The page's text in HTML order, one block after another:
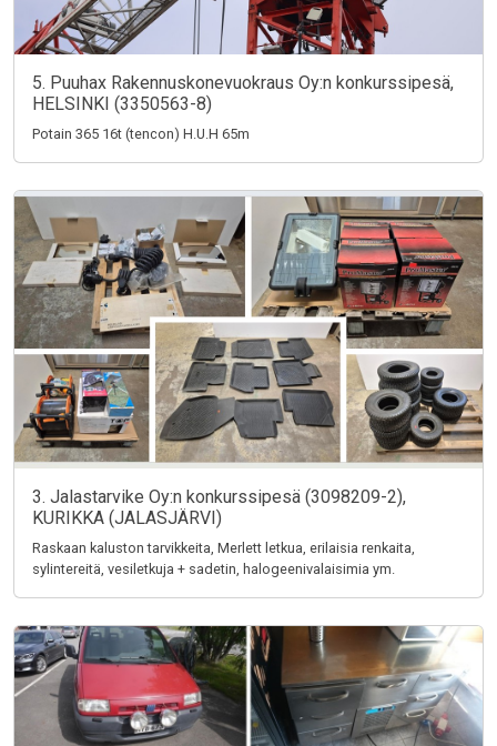
5. Puuhax Rakennuskonevuokraus Oy:n konkurssipesä,
HELSINKI (3350563-8)
Potain 365 16t (tencon) H.U.H 65m
3. Jalastarvike Oy:n konkurssipesä (3098209-2),
KURIKKA (JALASJÄRVI)
Raskaan kaluston tarvikkeita, Merlett letkua, erilaisia renkaita,
sylintereitä, vesiletkuja + sadetin, halogeenivalaisimia ym.